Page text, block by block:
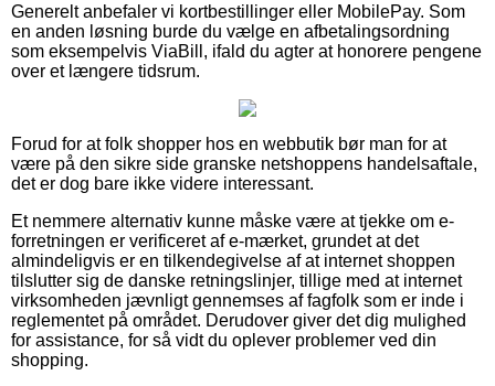
Generelt anbefaler vi kortbestillinger eller MobilePay. Som
en anden løsning burde du vælge en afbetalingsordning
som eksempelvis ViaBill, ifald du agter at honorere pengene
over et længere tidsrum.
Forud for at folk shopper hos en webbutik bør man for at
være på den sikre side granske netshoppens handelsaftale,
det er dog bare ikke videre interessant.
Et nemmere alternativ kunne måske være at tjekke om e-
forretningen er verificeret af e-mærket, grundet at det
almindeligvis er en tilkendegivelse af at internet shoppen
tilslutter sig de danske retningslinjer, tillige med at internet
virksomheden jævnligt gennemses af fagfolk som er inde i
reglementet på området. Derudover giver det dig mulighed
for assistance, for så vidt du oplever problemer ved din
shopping.